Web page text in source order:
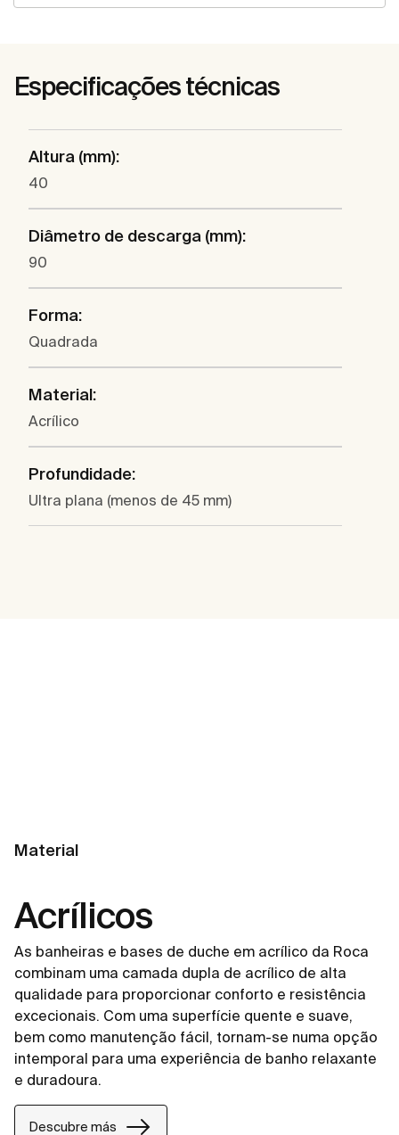
Especificações técnicas
Altura (mm):
40
Diâmetro de descarga (mm):
90
Forma:
Quadrada
Material:
Acrílico
Profundidade:
Ultra plana (menos de 45 mm)
Material
Acrílicos
As banheiras e bases de duche em acrílico da Roca
combinam uma camada dupla de acrílico de alta
qualidade para proporcionar conforto e resistência
excecionais. Com uma superfície quente e suave,
bem como manutenção fácil, tornam-se numa opção
intemporal para uma experiência de banho relaxante
e duradoura.
Descubre más